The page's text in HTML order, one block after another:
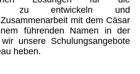
zu entwickeln und
mit dem Cäsar
führenden Namen in der
unsere Schulungsangebote
heben.